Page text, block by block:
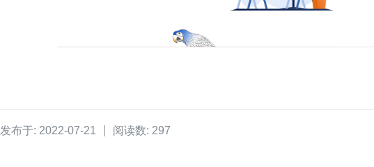
发布于: 2022-07-21 阅读数: 297